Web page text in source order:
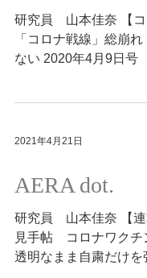
研究員 山本佳奈 【コ
「コロナ戦線」総崩
ない 2020年4月9日号
2021年4月21日
AERA dot.
研究員 山本佳奈 【連
見手帖 コロナワクチ
透明なまま自粛だけを